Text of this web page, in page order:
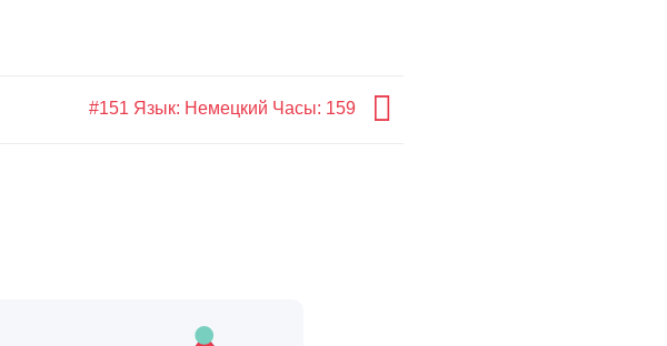
#151 Язык: Немецкий Часы: 159